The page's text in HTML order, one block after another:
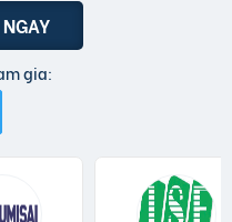
gia: